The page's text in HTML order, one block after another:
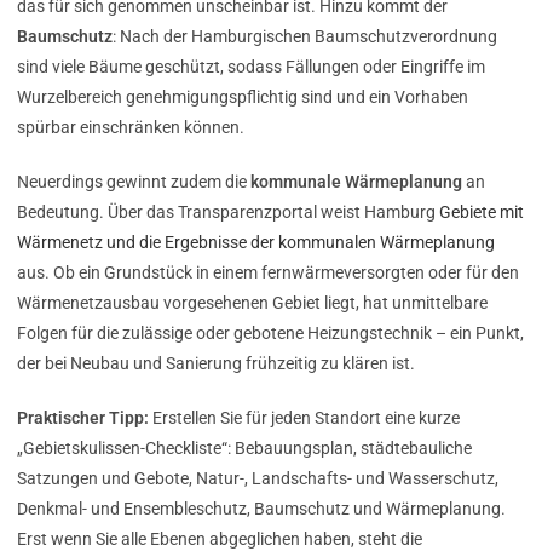
das für sich genommen unscheinbar ist. Hinzu kommt der
Baumschutz: Nach der Hamburgischen Baumschutzverordnung
sind viele Bäume geschützt, sodass Fällungen oder Eingriffe im
Wurzelbereich genehmigungspflichtig sind und ein Vorhaben
spürbar einschränken können.
Neuerdings gewinnt zudem die kommunale Wärmeplanungan
Bedeutung. Über das Transparenzportal weist Hamburg Gebiete mit
Wärmenetz und die Ergebnisse der kommunalen Wärmeplanung
aus. Ob ein Grundstück in einem fernwärmeversorgten oder für den
Wärmenetzausbau vorgesehenen Gebiet liegt, hat unmittelbare
Folgen für die zulässige oder gebotene Heizungstechnik – ein Punkt,
der bei Neubau und Sanierung frühzeitig zu klären ist.
Praktischer Tipp: Erstellen Sie für jeden Standort eine kurze
„Gebietskulissen-Checkliste“: Bebauungsplan, städtebauliche
Satzungen und Gebote, Natur-, Landschafts- und Wasserschutz,
Denkmal- und Ensembleschutz, Baumschutz und Wärmeplanung.
Erst wenn Sie alle Ebenen abgeglichen haben, steht die